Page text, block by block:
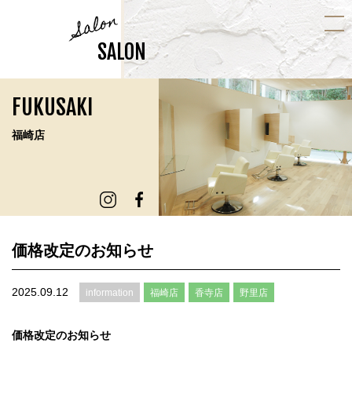
Salon
SALON
FUKUSAKI
福崎店
価格改定のお知らせ
2025.09.12 information 福崎店 香寺店 野里店
価格改定のお知らせ